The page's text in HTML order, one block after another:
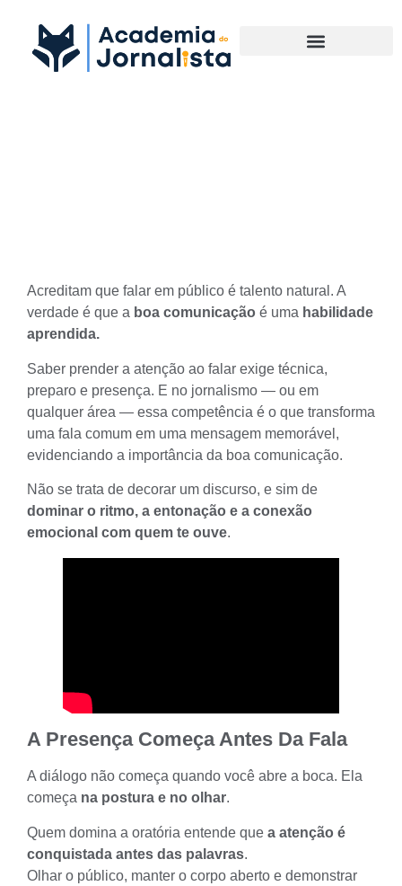
Acreditam que falar em público é talento natural. A
verdade é que a boa comunicação é uma habilidade
aprendida.
Saber prender a atenção ao falar exige técnica,
preparo e presença. E no jornalismo — ou em
qualquer área — essa competência é o que transforma
uma fala comum em uma mensagem memorável,
evidenciando a importância da boa comunicação.
Não se trata de decorar um discurso, e sim de
dominar o ritmo, a entonação e a conexão
emocional com quem te ouve.
A Presença Começa Antes Da Fala
A diálogo não começa quando você abre a boca. Ela
começa na postura e no olhar.
Quem domina a oratória entende que a atenção é
conquistada antes das palavras.
Olhar o público, manter o corpo aberto e demonstrar